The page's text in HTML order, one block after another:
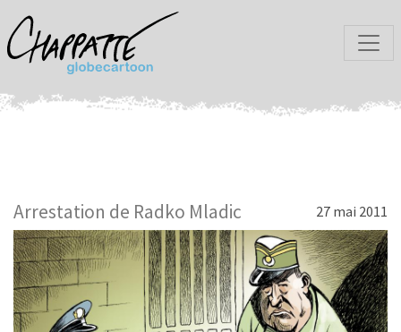
Arrestation de Radko Mladic 27 mai 2011